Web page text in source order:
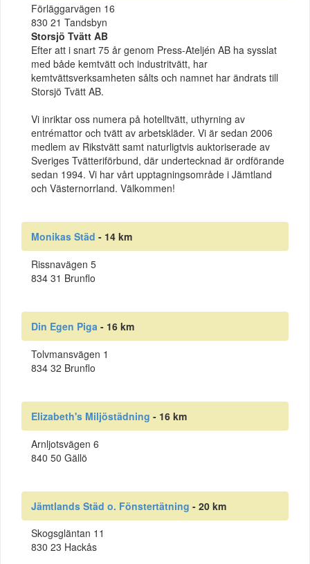
Förläggarvägen 16
830 21 Tandsbyn
Storsjö Tvätt AB
Efter att i snart 75 år genom Press-Ateljén AB ha sysslat
med både kemtvätt och industritvätt, har
kemtvättsverksamheten sålts och namnet har ändrats till
Storsjö Tvätt AB.
Vi inriktar oss numera på hotelltvätt, uthyrning av
entrémattor och tvätt av arbetskläder. Vi är sedan 2006
medlem av Rikstvätt samt naturligtvis auktoriserade av
Sveriges Tvätteriförbund, där undertecknad är ordförande
sedan 1994. Vi har vårt upptagningsområde i Jämtland
och Västernorrland. Välkommen!
Monikas Städ - 14 km
Rissnavägen 5
834 31 Brunflo
Din Egen Piga - 16 km
Tolvmansvägen 1
834 32 Brunflo
Elizabeth's Miljöstädning - 16 km
Arnljotsvägen 6
840 50 Gällö
Jämtlands Städ o. Fönstertätning - 20 km
Skogsgläntan 11
830 23 Hackås